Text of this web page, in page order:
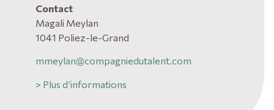
Contact
Magali Meylan
1041 Poliez-le-Grand
mmeylan@compagniedutalent.com
> Plus d’informations